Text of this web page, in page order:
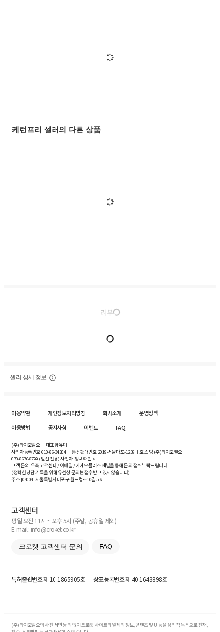
케런프리 셀러의 다른 상품
리뷰
셀러 상세 정보
이용약관 개인정보처리방침 회사소개
운영정책
이용방법
공지사항 이벤트 FAQ
(주)와이오엘오 ㅣ 대표 황유미
사업자등록번호610-86-34204ㅣ 통신판매번호 2019-서울마포-1239 ㅣ 호스팅 (주)와이오엘오
070-8676-8799 (발신 전용)사업자 정보 확인 >
고객 문의: 우측 고객센터 / 이메일 / 카카오플러스 채널을 통해 문의 접수 부탁드립니다.
(정확한 상담 기록을 위해 유선상 문의는 접수받고 있지 않습니다)
주소 [04004] 서울특별시 마포구 월드컵로10길5-6
고객센터
평일 오전 11시 ~ 오후 5시 (주말, 공휴일 제외)
E-mail : info@croket.co.kr
크로켓 고객센터 문의 FAQ
특허출원번호제 10-1865905호 상표등록번호제 40-1643898호
(주)와이오엘오의 사전 서면 동의 없이 크로켓 사이트의 일체의 정보, 콘텐츠 및 UI등을 상업적 목적으로 전재,